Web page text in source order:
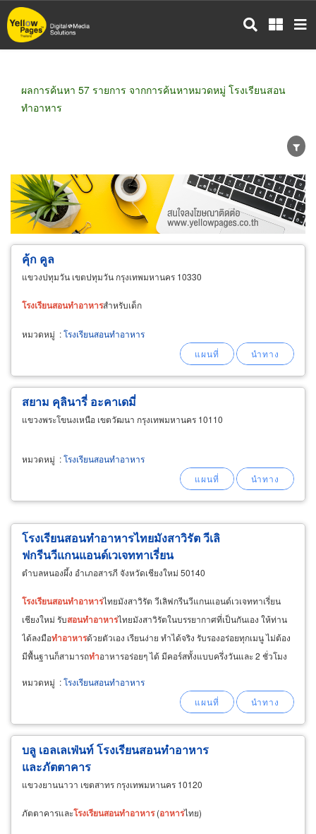
ข้าม
ไป
ผลการค้นหา 57 รายการ จากการค้นหาหมวดหมู่ โรงเรียนสอน
ทำอาหาร
ขายส่ง ขายปลีก ผู้ผลิต
ตัวแทนจัดจำหน่าย
ผู้ส่งออก/นำเข้า
ธุรกิจบริการ
คุ้ก คูล
แขวงปทุมวัน เขตปทุมวัน กรุงเทพมหานคร 10330
โรงเรียนสอนทำอาหารสำหรับเด็ก
หมวดหมู่ :โรงเรียนสอนทำอาหาร
สยาม คุลินารี่ อะคาเดมี่
แขวงพระโขนงเหนือ เขตวัฒนา กรุงเทพมหานคร 10110
หมวดหมู่ :โรงเรียนสอนทำอาหาร
โรงเรียนสอนทำอาหารไทยมังสาวิรัต วีเลิ
ฟกรีนวีแกนแอนด์เวเจททาเรี่ยน
ตำบลหนองผึ้ง อำเภอสารภี จังหวัดเชียงใหม่ 50140
โรงเรียนสอนทำอาหารไทยมังสาวิรัต วีเลิฟกรีนวีแกนแอนด์เวเจททาเรี่ยน
เชียงใหม่ รับสอนทำอาหารไทยมังสาวิรัตในบรรยากาศที่เป็นกันเอง ให้ท่าน
ได้ลงมือทำอาหารด้วยตัวเอง เรียนง่าย ทำได้จริง รับรองอร่อยทุกเมนู ไม่ต้อง
มีพื้นฐานก็สามารถทำอาหารอร่อยๆ ได้ มีคอร์สทั้งแบบครึ่งวันและ 2 ชั่วโมง
หมวดหมู่ :โรงเรียนสอนทำอาหาร
บลู เอลเลเฟ่นท์ โรงเรียนสอนทำอาหาร
และภัตตาคาร
แขวงยานนาวา เขตสาทร กรุงเทพมหานคร 10120
ภัตตาคารและโรงเรียนสอนทำอาหาร(อาหารไทย)